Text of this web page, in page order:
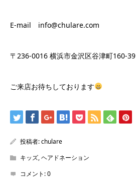
E-mail info@chulare.com
〒236-0016 横浜市金沢区谷津町160-39
ご来店お待ちしております
投稿者:chulare
キッズ,ヘアドネーション
コメント:0